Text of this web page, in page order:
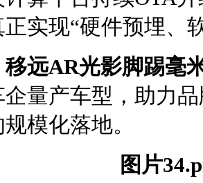
实现“硬件预埋、
移远AR光影脚踢毫
企量产车型，助力
模化落地。